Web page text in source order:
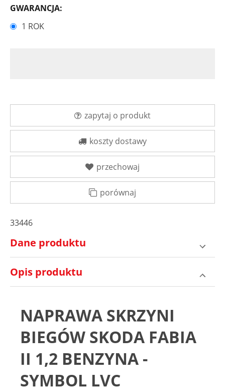
GWARANCJA:
1 ROK
zapytaj o produkt
koszty dostawy
przechowaj
porównaj
33446
Dane produktu
Opis produktu
NAPRAWA SKRZYNI
BIEGÓW SKODA FABIA
II 1,2 BENZYNA -
SYMBOL LVC